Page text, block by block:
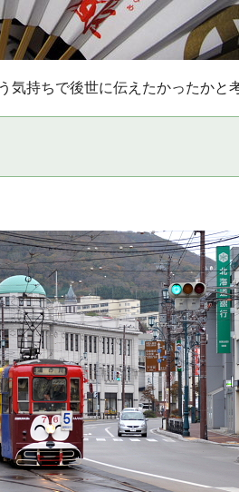
気持ちで後世に伝えたかったかと